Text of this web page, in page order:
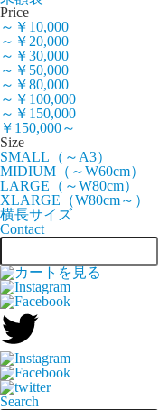
Price
～￥10,000
～￥20,000
～￥30,000
～￥50,000
～￥80,000
～￥100,000
～￥150,000
￥150,000～
Size
SMALL（～A3）
MIDIUM（～W60cm）
LARGE（～W80cm）
XLARGE（W80cm～）
横長サイズ
Contact
Search